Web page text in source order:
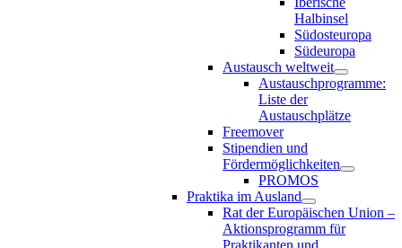
Halbinsel
Südosteuropa
Südeuropa
Austausch weltweit
Austauschprogramme:
Liste der
Austauschplätze
Freemover
Stipendien und
Fördermöglichkeiten
PROMOS
Praktika im Ausland
Rat der Europäischen Union –
Aktionsprogramm für
Praktikanten und